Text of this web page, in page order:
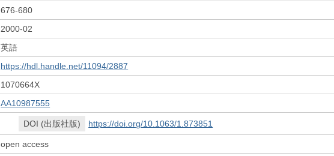
676-680
2000-02
英語
https://hdl.handle.net/11094/2887
1070664X
AA10987555
DOI (出版社版) https://doi.org/10.1063/1.873851
open access